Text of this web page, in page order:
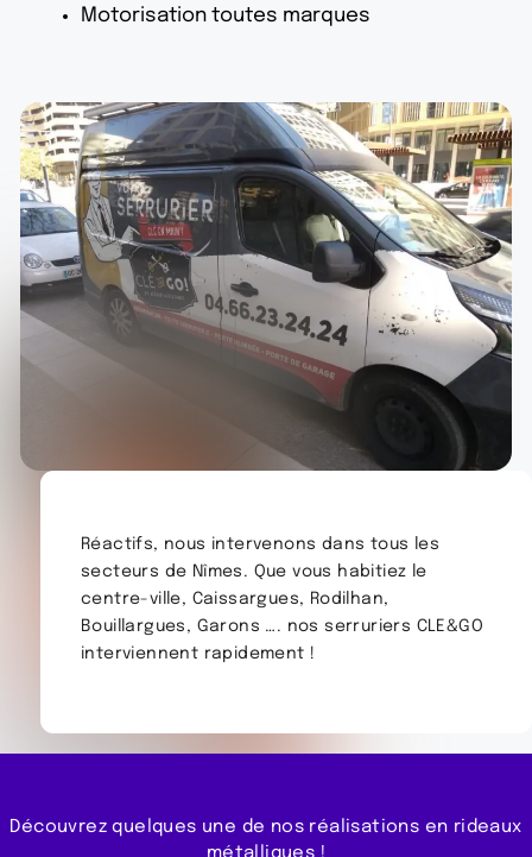
Motorisation toutes marques
Réactifs, nous intervenons dans tous les
secteurs de Nîmes. Que vous habitiez le
centre-ville, Caissargues, Rodilhan,
Bouillargues, Garons …. nos serruriers CLE&GO
interviennent rapidement !
Découvrez quelques une de nos réalisations en rideaux